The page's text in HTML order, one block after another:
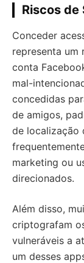
Riscos
Conceder
representa um
conta
mal-
concedidas
de amigos,
de localização
marketing ou
direcionados.
Além disso,
criptografam
vulneráveis a
um desses